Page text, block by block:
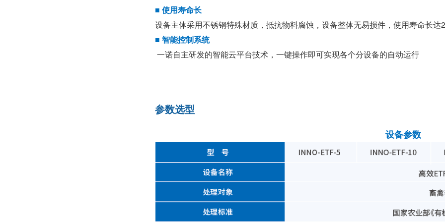
■ 使用寿命长
设备主体采用不锈钢特殊材质，抵抗物料腐蚀，设备整体无易损件，使用寿命长
■ 智能控制系统
一诺自主研发的智能云平台技术，一键操作即可实现各个分设备的自动运行
参数选型
设备参数